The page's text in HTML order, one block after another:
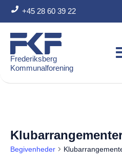
+45 28 60 39 22
Frederiksberg
Kommunalforening
Begivenheder